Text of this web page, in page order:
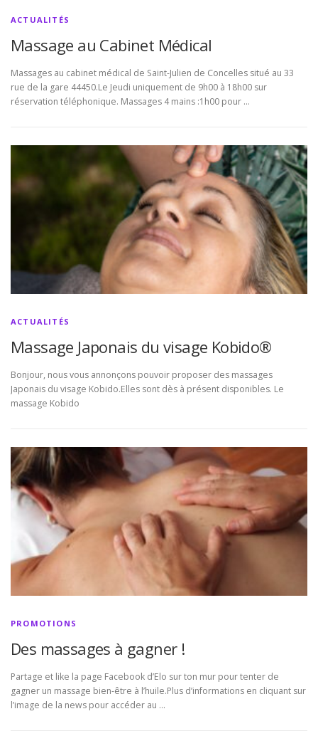
ACTUALITÉS
Massage au Cabinet Médical
Massages au cabinet médical de Saint-Julien de Concelles situé au 33
rue de la gare 44450.Le Jeudi uniquement de 9h00 à 18h00 sur
réservation téléphonique. Massages 4 mains :1h00 pour …
ACTUALITÉS
Massage Japonais du visage Kobido®
Bonjour, nous vous annonçons pouvoir proposer des massages
Japonais du visage Kobido.Elles sont dès à présent disponibles. Le
massage Kobido
PROMOTIONS
Des massages à gagner !
Partage et like la page Facebook d’Elo sur ton mur pour tenter de
gagner un massage bien-être à l’huile.Plus d’informations en cliquant sur
l’image de la news pour accéder au …